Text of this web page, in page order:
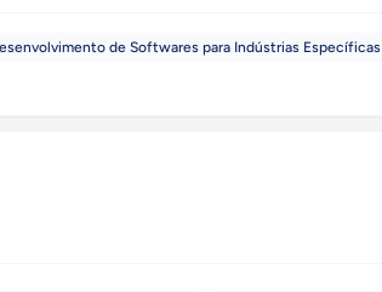
de Softwares para Indústrias Específicas